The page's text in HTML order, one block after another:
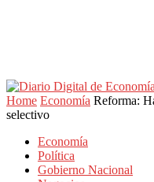
Home Economía Reforma:
selectivo
Economía
Política
Gobierno Nacional